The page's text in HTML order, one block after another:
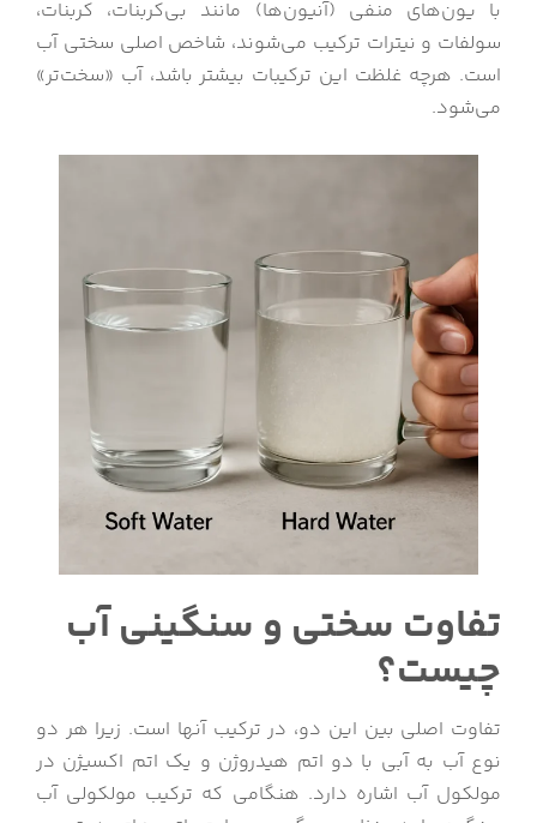
با یون‌های منفی (آنیون‌ها) مانند بی‌کربنات، کربنات،
سولفات و نیترات ترکیب می‌شوند، شاخص اصلی سختی آب
است. هرچه غلظت این ترکیبات بیشتر باشد، آب «سخت‌تر»
می‌شود.
تفاوت سختی و سنگینی آب
چیست؟
تفاوت اصلی بین این دو، در ترکیب آنها است. زیرا هر دو
نوع آب به آبی با دو اتم هیدروژن و یک اتم اکسیژن در
مولکول آب اشاره دارد. هنگامی که ترکیب مولکولی آب